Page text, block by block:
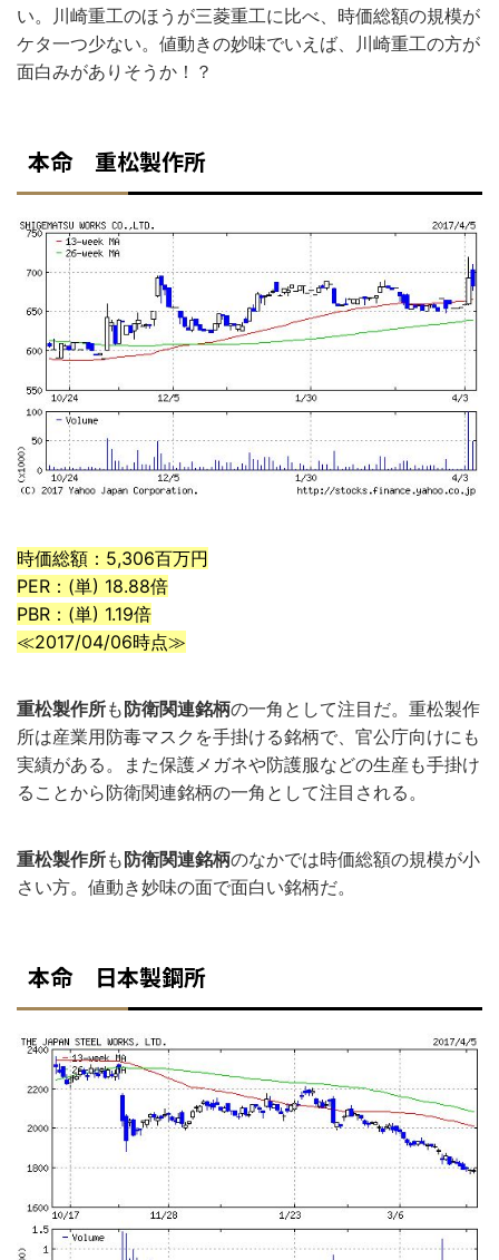
い。川崎重工のほうが三菱重工に比べ、時価総額の規模が
ケタ一つ少ない。値動きの妙味でいえば、川崎重工の方が
面白みがありそうか！？
本命 重松製作所
時価総額：5,306百万円
PER：(単) 18.88倍
PBR：(単) 1.19倍
≪2017/04/06時点≫
重松製作所も 防衛関連銘柄の一角として注目だ。重松製作
所は産業用防毒マスクを手掛ける銘柄で、官公庁向けにも
実績がある。また保護メガネや防護服などの生産も手掛け
ることから防衛関連銘柄の一角として注目される。
重松製作所も 防衛関連銘柄のなかでは時価総額の規模が小
さい方。値動き妙味の面で面白い銘柄だ。
本命 日本製鋼所